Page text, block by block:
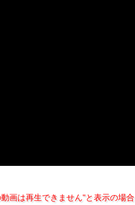
画は再生できません"と表示の場合